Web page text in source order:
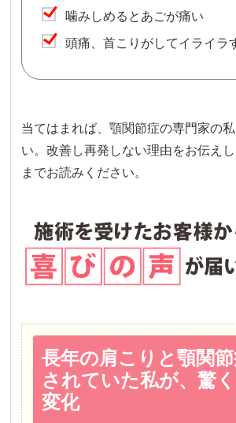
噛みしめるとあごが痛い
頭痛、首こりがしてイライラ
当てはまれば、顎関節症の専門家の
い。改善し再発しない理由をお伝え
までお読みください。
長年の肩こりと顎関節
されていた私が、驚
変化